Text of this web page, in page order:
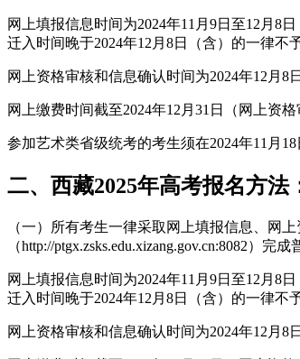
网上填报信息时间为2024年11月9日至12月8
迁入时间晚于2024年12月8日（含）的一律不
网上资格审核和信息确认时间为2024年12月
网上缴费时间截至2024年12月31日（网上资
参加艺术类省级统考的考生须在2024年11月
二、西藏2025年高考报名方法
（一）所有考生一律采取网上填报信息、网
（http://ptgx.zsks.edu.xizang.gov.cn:8082）完
网上填报信息时间为2024年11月9日至12月8
迁入时间晚于2024年12月8日（含）的一律不
网上资格审核和信息确认时间为2024年12月